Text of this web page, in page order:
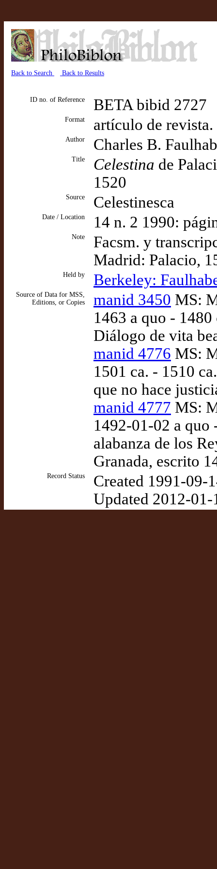
Back to Search Back to Results
ID no. of Reference BETA bibid 2727
Format artículo de
Author Charles B.
Title Celestina de
1520
Source Celestinesca
Date / Location 14 n. 2 1990:
Note
Facsm. y
Madrid: Palacio,
Held by Berkeley:
Source of Data for MSS,
Editions, or Copies
manid 3450 MS:
1463 a quo -
Diálogo de vita
manid 4776 MS:
1501 ca. - 1510
que no hace
manid 4777 MS:
1492-01-02 a quo
alabanza de los
Granada, escrito
Record Status
Created 1991-09-
Updated 2012-01-